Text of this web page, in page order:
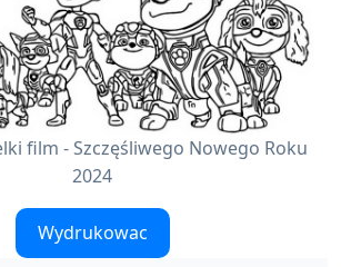
film - Szczęśliwego Nowego Roku
2024
Wydrukowac